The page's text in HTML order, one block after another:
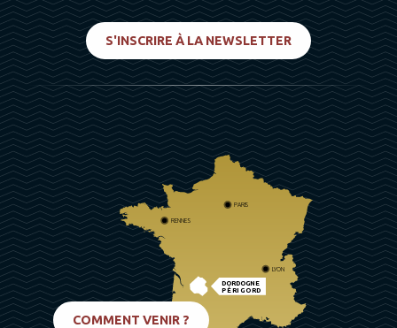
S'INSCRIRE À LA NEWSLETTER
DORDOGNE
PÉRIGORD
PARIS
RENNES
LYON
COMMENT VENIR ?